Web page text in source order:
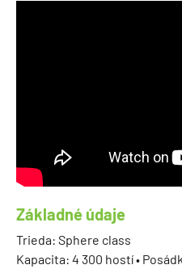
Základné údaje
Trieda: Sphere class
Kapacita: 4 300 hostí •